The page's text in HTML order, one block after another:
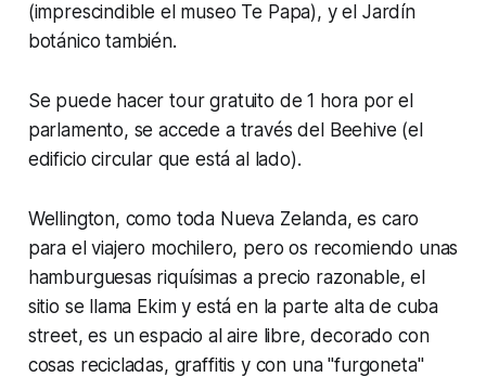
(imprescindible el museo Te Papa), y el Jardín
botánico también.
Se puede hacer tour gratuito de 1 hora por el
parlamento, se accede a través del Beehive (el
edificio circular que está al lado).
Wellington, como toda Nueva Zelanda, es caro
para el viajero mochilero, pero os recomiendo unas
hamburguesas riquísimas a precio razonable, el
sitio se llama Ekim y está en la parte alta de cuba
street, es un espacio al aire libre, decorado con
cosas recicladas, graffitis y con una "furgoneta"